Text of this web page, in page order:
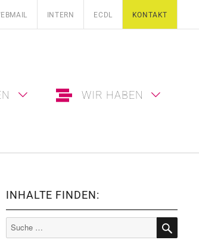
INTERN ECDL KONTAKT
WIR HABEN
INHALTE FINDEN:
Suche
nach:
SUCHE